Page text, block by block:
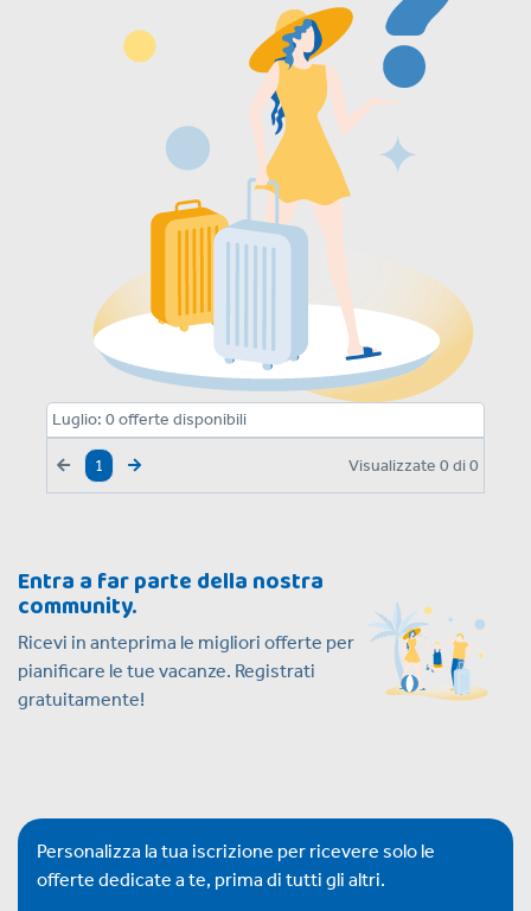
Luglio: 0offerte disponibili
1 Visualizzate 0 di0
Entra a far parte della nostra
community.
Ricevi in anteprima le migliori offerte per
pianificare le tue vacanze. Registrati
gratuitamente!
Personalizza la tua iscrizione per ricevere solo le
offerte dedicate a te, prima di tutti gli altri.